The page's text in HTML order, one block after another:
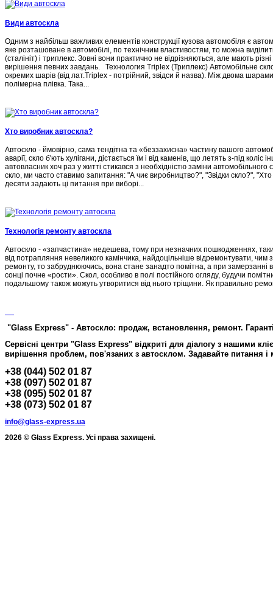
Види автоскла
Одним з найбільш важливих елементів конструкції кузова автомобіля є
яке розташоване в автомобілі, по технічним властивостям, то можна
(сталініт) і триплекс. Зовні вони практично не відрізняються, але мають
вирішення певних завдань. Технология Triplex (Триплекс) Автомобільне
окремих шарів (від лат.Triplex - потрійний, звідси й назва). Між двома
полімерна плівка. Така...
Хто виробник автоскла?
Автоскло - ймовірно, сама тендітна та «беззахисна» частину вашого
аварії, скло б'ють хулігани, дістається їм і від каменів, що летять з-під коліс
автовласник хоч раз у житті стикався з необхідністю заміни
скло, ми часто ставимо запитання: "А чиє виробництво?", "Звідки скло?", "Хто
десяти задають ці питання при виборі...
Технологія ремонту автоскла
Автоскло - «запчастина» недешева, тому при незначних пошкодженнях,
від потрапляння невеликого камінчика, найдоцільніше відремонтувати,
ремонту, то забруднюючись, вона стане занадто помітна, а при замерзанні в
сонці почне «рости». Скол, особливо в полі постійного огляду, будучи
подальшому також можуть утворитися від нього тріщини. Як правильно
"Glass Express" - Автоскло: продаж, встановлення, ремонт.
Сервісні центри "Glass Express" відкриті для діалогу з нашими
вирішення проблем, пов'язаних з автосклом. Задавайте питання
+38 (044) 502 01 87
+38 (097) 502 01 87
+38 (095) 502 01 87
+38 (073) 502 01 87
info@glass-express.ua
2026 © Glass Express. Усі права захищені.